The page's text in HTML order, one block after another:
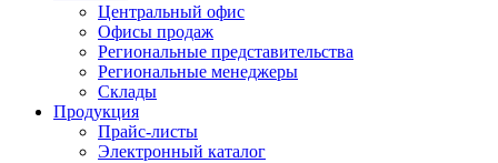
Центральный офис
Офисы продаж
Региональные представительства
Региональные менеджеры
Склады
Продукция
Прайс-листы
Электронный каталог